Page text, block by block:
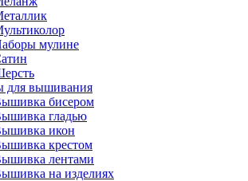
мулине
для вышивания
бисером
гладью
икон
крестом
лентами
на изделиях